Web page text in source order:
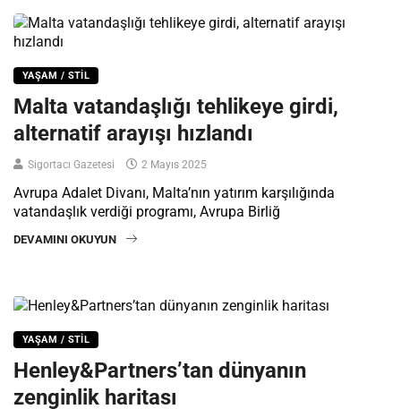
YAŞAM / STIL
Malta vatandaşlığı tehlikeye girdi,
alternatif arayışı hızlandı
Sigortacı Gazetesi 2 Mayıs 2025
Avrupa Adalet Divanı, Malta’nın yatırım karşılığında
vatandaşlık verdiği programı, Avrupa Birliğ
DEVAMINI OKUYUN
YAŞAM / STIL
Henley&Partners’tan dünyanın
zenginlik haritası